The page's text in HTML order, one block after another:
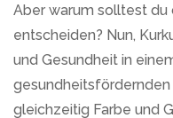
Aber warum solltest du
entscheiden? Nun,
und Gesundheit in
gleichzeitig Farbe und